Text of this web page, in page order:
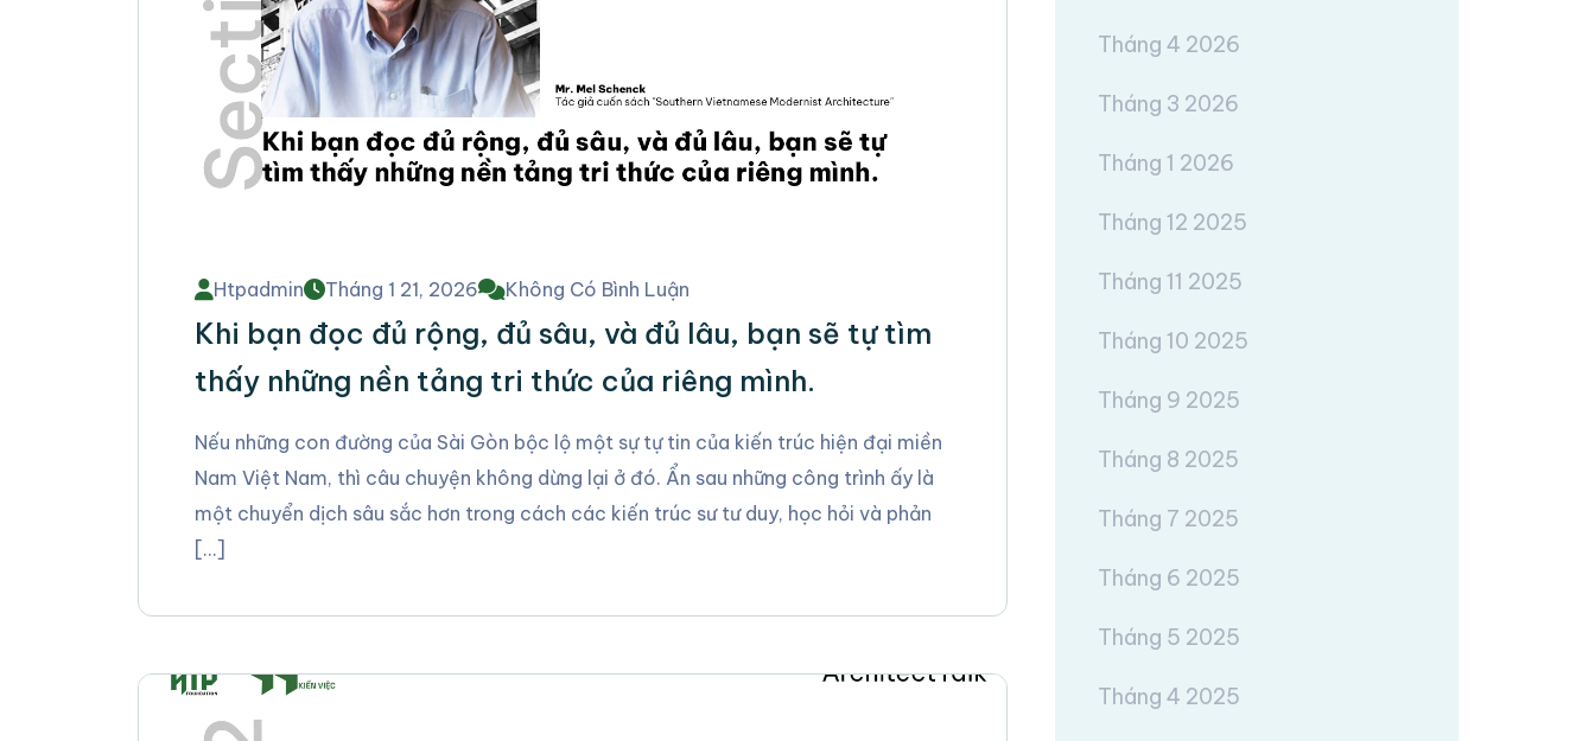
Htpadmin Tháng 1 21, 2026 Không Có Bình Luận
Khi bạn đọc đủ rộng, đủ sâu, và đủ lâu, bạn sẽ tự tìm
thấy những nền tảng tri thức của riêng mình.
Nếu những con đường của Sài Gòn bộc lộ một sự tự tin của kiến trúc hiện đại miền
Nam Việt Nam, thì câu chuyện không dừng lại ở đó. Ẩn sau những công trình ấy là
một chuyển dịch sâu sắc hơn trong cách các kiến trúc sư tư duy, học hỏi và phản
[…]
Tháng 4 2026
Tháng 3 2026
Tháng 1 2026
Tháng 12 2025
Tháng 11 2025
Tháng 10 2025
Tháng 9 2025
Tháng 8 2025
Tháng 7 2025
Tháng 6 2025
Tháng 5 2025
Tháng 4 2025